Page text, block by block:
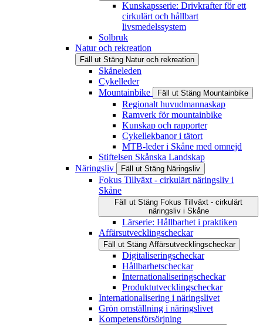
Kunskapsserie: Drivkrafter för ett
cirkulärt och hållbart
livsmedelssystem
Solbruk
Natur och rekreation
Fäll ut Stäng Natur och rekreation
Skåneleden
Cykelleder
Mountainbike
Fäll ut Stäng Mountainbike
Regionalt huvudmannaskap
Ramverk för mountainbike
Kunskap och rapporter
Cykellekbanor i tätort
MTB-leder i Skåne med omnejd
Stiftelsen Skånska Landskap
Näringsliv
Fäll ut Stäng Näringsliv
Fokus Tillväxt - cirkulärt näringsliv i
Skåne
Fäll ut Stäng Fokus Tillväxt - cirkulärt
näringsliv i Skåne
Lärserie: Hållbarhet i praktiken
Affärsutvecklingscheckar
Fäll ut Stäng Affärsutvecklingscheckar
Digitaliseringscheckar
Hållbarhetscheckar
Internationaliseringscheckar
Produktutvecklingscheckar
Internationalisering i näringslivet
Grön omställning i näringslivet
Kompetensförsörjning